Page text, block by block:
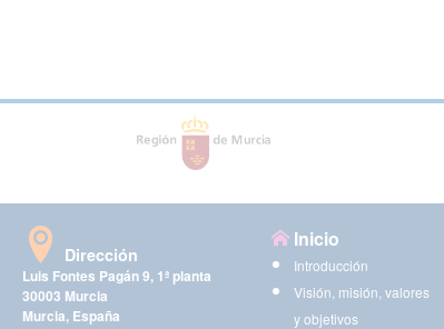
Dirección
Luis Fontes Pagán 9, 1ª planta
30003 Murcia
Murcia, España
Inicio
Introducción
Visión, misión, valores
y objetivos